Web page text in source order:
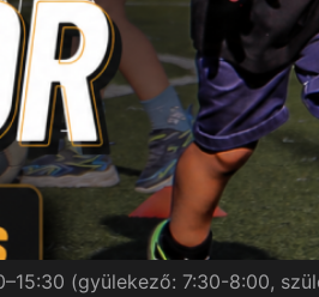
(gyülekező: 7:30-8:00,